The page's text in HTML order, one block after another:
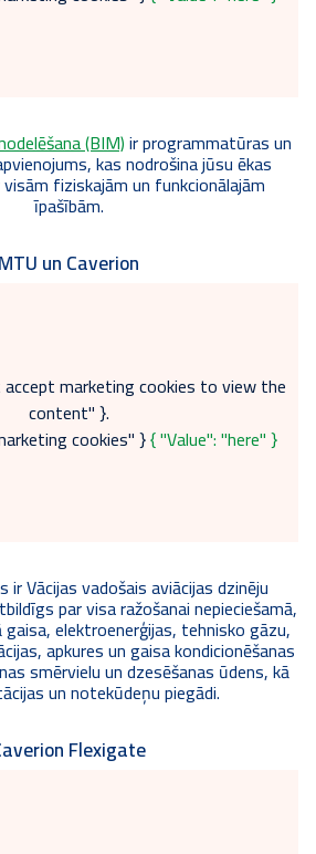
(BIM)ir programmatūras un
kas nodrošina jūsu ēkas
fiziskajām un funkcionālajām
īpašībām.
MTU un Caverion
marketing cookies to view the
content" }.
cookies" }{ "Value": "here" }
ir Vācijas vadošais aviācijas dzinēju
par visa ražošanai nepieciešamā,
elektroenerģijas, tehnisko gāzu,
apkures un gaisa kondicionēšanas
smērvielu un dzesēšanas ūdens, kā
un notekūdeņu piegādi.
Flexigate